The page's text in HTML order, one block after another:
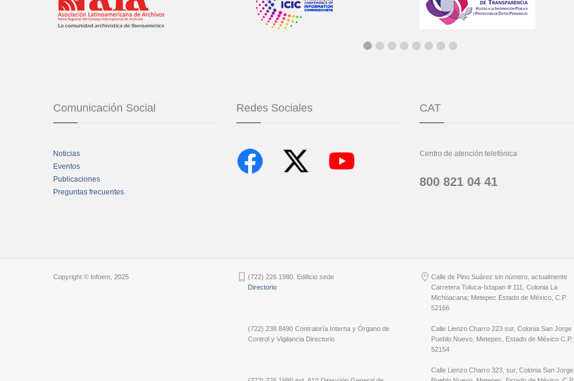
Comunicación Social
Noticias
Eventos
Publicaciones
Preguntas frecuentes
Redes Sociales CAT
Centro de atención telefónica
800 821 04 41
Copyright © Infoem, 2025
(722) 226 1980. Edificio sede
Directorio
(722) 238 8490 Contraloría Interna y Órgano de
Control y Vigilancia Directorio
Calle de Pino Suárez sin número, actualmente
Carretera Toluca-Ixtapan # 111, Colonia La
Michoacana; Metepec Estado de México, C.P.
52166
Calle Lienzo Charro 223 sur, Colonia San Jorge
Pueblo Nuevo, Metepec, Estado de México C.P.
52154
Calle Lienzo Charro 323, sur, Colonia San Jorge